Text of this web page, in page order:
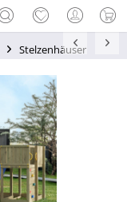
Stelzenhäuser